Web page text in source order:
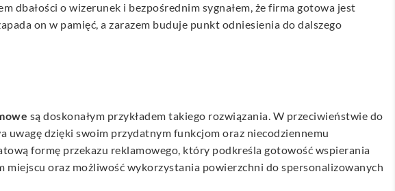
dbałości o wizerunek i bezpośrednim sygnałem, że firma gotowa jest
on w pamięć, a zarazem buduje punkt odniesienia do dalszego
są doskonałym przykładem takiego rozwiązania. W przeciwieństwie do
uwagę dzięki swoim przydatnym funkcjom oraz niecodziennemu
formę przekazu reklamowego, który podkreśla gotowość wspierania
oraz możliwość wykorzystania powierzchni do spersonalizowanych